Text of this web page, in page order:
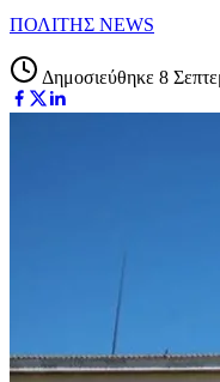
ΠΟΛΙΤΗΣ NEWS
Δημοσιεύθηκε 8